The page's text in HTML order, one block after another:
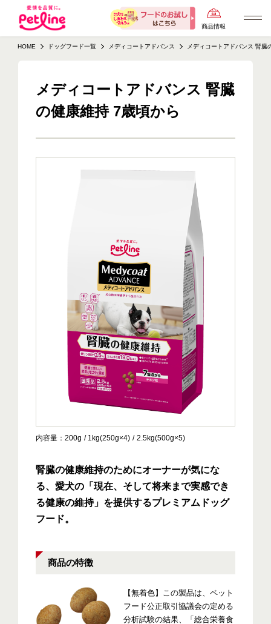
商品情報
HOME ドッグフード一覧 メディコートアドバンス メディコートアドバンス 腎臓
メディコートアドバンス 腎臓
の健康維持 7歳頃から
内容量 200g 1kg(250g×4) 2.5kg(500g×5)
腎臓の健康維持のためにオーナーが気にな
る、愛犬の「現在、そして将来まで実感でき
る健康の維持」を提供するプレミアムドッグ
フード。
商品の特徴
【無着色】この製品は、ペット
フード公正取引協議会の定める
分析試験の結果、「総合栄養食